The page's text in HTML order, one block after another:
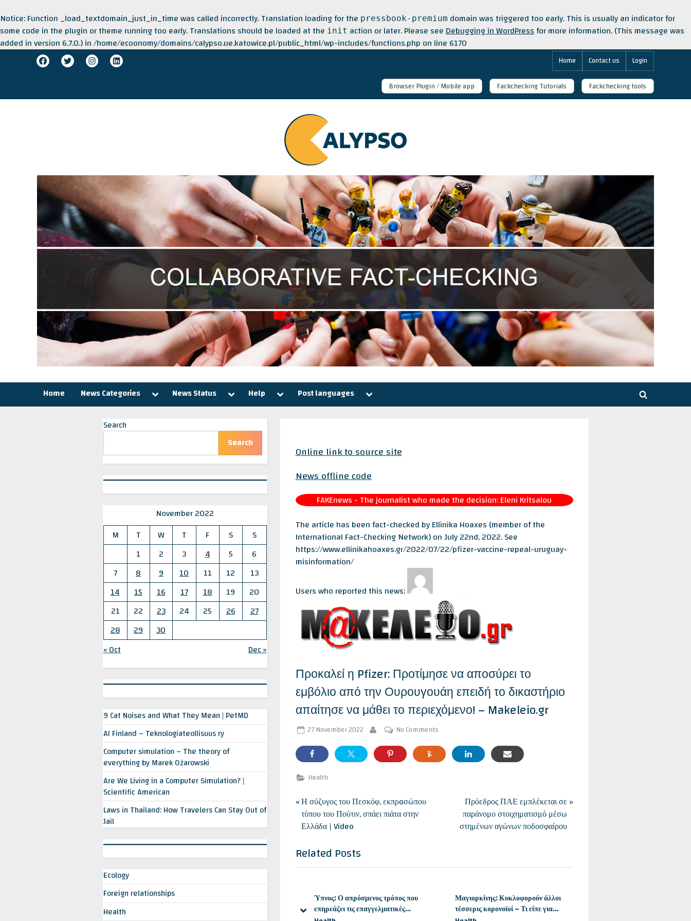
Notice: Function _load_textdomain_just_in_time was called incorrectly. Translation loading for the pressbook-premium domain was triggered too early. This is usually an indicator for
some code in the plugin or theme running too early. Translations should be loaded at the init action or later. Please seeDebugging in WordPressfor more information. (This message was
added in version 6.7.0.) in/home/ecoonomy/domains/calypso.ue.katowice.pl/public_html/wp-includes/functions.php on line 6170
FacebookTwitterInstagram
LinkedIn Home Contact us Login
Browser Plugin / Mobile app Fackchecking Tutorials Fackchecking tools
Home News Categories Toggle
sub-
menu
News Status Toggle
sub-
menu
Help Toggle
sub-
menu
Post languages Toggle
sub-
menu
Toggle
search
Online link to source site
News offline code
FAKEnews - The journalist who made the decision: Eleni Kritsalou
The article has been fact-checked by Ellinika Hoaxes (member of the
International Fact-Checking Network) on July 22nd, 2022. See
https://www.ellinikahoaxes.gr/2022/07/22/pfizer-vaccine-repeal-uruguay-
misinformation/
Users who reported this news:
Προκαλεί η Pfizer: Προτίμησε να αποσύρει το
εμβόλιο από την Ουρουγουάη επειδή το δικαστήριο
απαίτησε να μάθει το περιεχόμενο! – Makeleio.gr
Posted
27 November 2022 By No Comments
η
Pfizer:
Health
Post
navigation
P
r
e
i
o
Η σύζυγος του Πεσκόφ, εκπρoσώπου
τύπου του Πούτιν, σπάει πιάτα στην
Ελλάδα | Video
N
e
x
:
Πρόεδρος ΠΑΕ εμπλέκεται σε
παράνομο στοιχηματισμό μέσω
στημένων αγώνων ποδοσφαίρου
Related Posts
Okulary przeciwsłoneczne do news nr 69 Ύπνος: Ο απρόσμενος τρόπος που
επηρεάζει τις επαγγελματικές
Μαγιορκίνης: Κυκλοφορούν άλλοι
τέσσερις κορονοϊοί – Τι είπε για
prev
next
Search
Search
November 2022
M
T W T F S
S
1
2 3 4 5
6
7
8 9 10 11 12
13
14
15 16 17 18 19
20
21
22 23 24 25 26
27
28
29 30
« Oct Dec »
9 Cat Noises and What They Mean | PetMD
AI Finland – Teknologiateollisuus ry
Computer simulation – The theory of
everything by Marek Ożarowski
Are We Living in a Computer Simulation? |
Scientific American
Laws in Thailand: How Travelers Can Stay Out of
Jail
Ecology
Foreign relationships
Health